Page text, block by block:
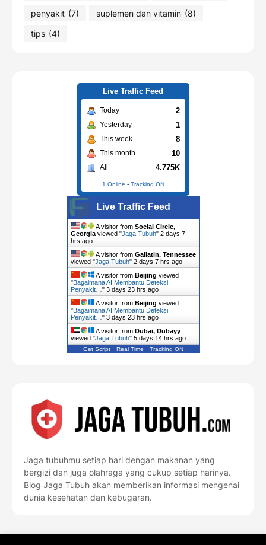
penyakit (7) suplemen dan vitamin (8)
tips (4)
Live Traffic Feed
Today 2
Yesterday 1
This week 8
This month 10
All 4.775K
1 Online - Tracking ON
Live Traffic Feed
A visitor from Social Circle,
Georgiaviewed "Jaga Tubuh" 2 days 7
hrs ago
A visitor from Gallatin, Tennessee
viewed "Jaga Tubuh" 2 days 7 hrs ago
A visitor from Beijing viewed
"Bagaimana AI Membantu Deteksi
Penyakit… " 3 days 23 hrs ago
A visitor from Beijing viewed
"Bagaimana AI Membantu Deteksi
Penyakit… " 3 days 23 hrs ago
A visitor from Dubai, Dubayy
viewed "Jaga Tubuh" 5 days 14 hrs ago
Get Script Real Time Tracking ON
Jaga tubuhmu setiap hari dengan makanan yang
bergizi dan juga olahraga yang cukup setiap harinya.
Blog Jaga Tubuh akan memberikan informasi mengenai
dunia kesehatan dan kebugaran.